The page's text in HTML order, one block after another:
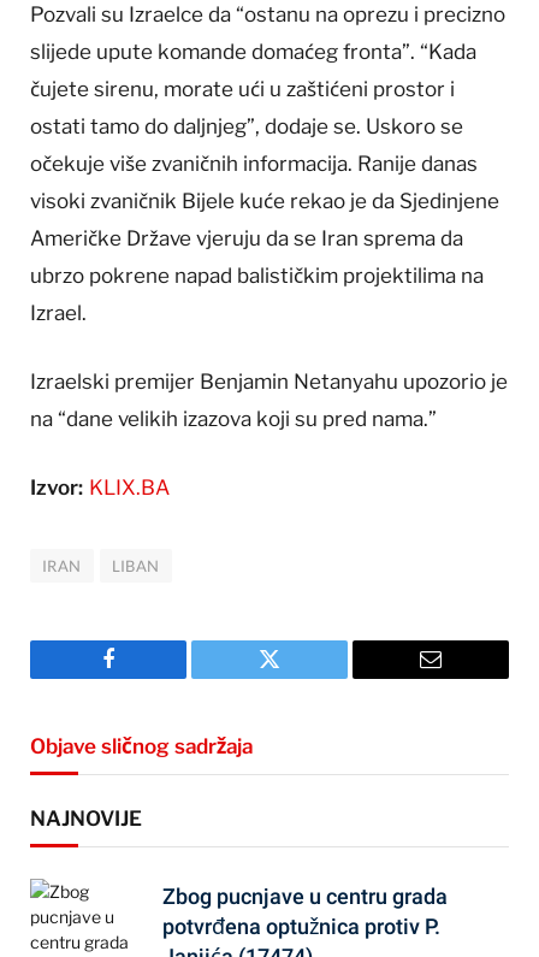
Pozvali su Izraelce da “ostanu na oprezu i precizno
slijede upute komande domaćeg fronta”. “Kada
čujete sirenu, morate ući u zaštićeni prostor i
ostati tamo do daljnjeg”, dodaje se. Uskoro se
očekuje više zvaničnih informacija. Ranije danas
visoki zvaničnik Bijele kuće rekao je da Sjedinjene
Američke Države vjeruju da se Iran sprema da
ubrzo pokrene napad balističkim projektilima na
Izrael.
Izraelski premijer Benjamin Netanyahu upozorio je
na “dane velikih izazova koji su pred nama.”
Izvor: KLIX.BA
IRAN LIBAN
Facebook Twitter Email
Objave sličnog sadržaja
NAJNOVIJE
Zbog pucnjave u centru grada
potvrđena optužnica protiv P.